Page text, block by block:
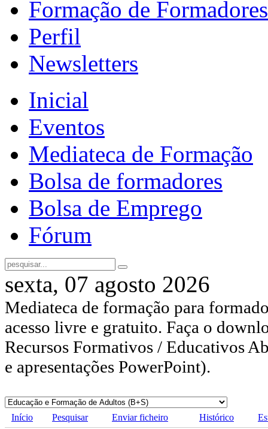
Formação de Formadores
Perfil
Newsletters
Inicial
Eventos
Mediateca de Formação
Bolsa de formadores
Bolsa de Emprego
Fórum
sexta, 07 agosto 2026
Mediateca de formação para
acesso livre e gratuito. Faça o
Recursos Formativos / Educativos
e apresentações PowerPoint).
Início Pesquisar Enviar ficheiro Histórico